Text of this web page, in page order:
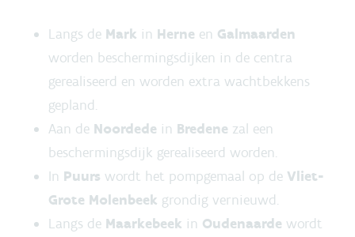
Langs de Mark in Herne en Galmaarden
worden beschermingsdijken in de centra
gerealiseerd en worden extra wachtbekkens
gepland.
Aan de Noordede in Bredene zal een
beschermingsdijk gerealiseerd worden.
In Puurs wordt het pompgemaal op de Vliet-
Grote Molenbeek grondig vernieuwd.
Langs de Maarkebeek in Oudenaarde wordt